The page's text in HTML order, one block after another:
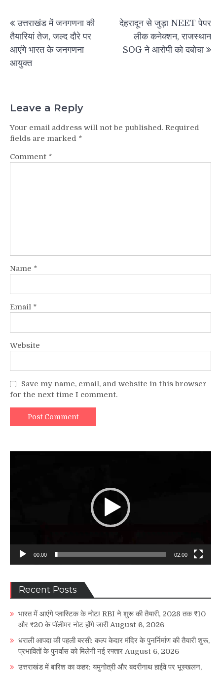
navigation
उत्तराखंड में जनगणना की
तैयारियां तेज, जल्द दौरे पर
आएंगे भारत के जनगणना
आयुक्त
देहरादून से जुड़ा NEET पेपर
लीक कनेक्शन, राजस्थान
SOG ने आरोपी को दबोचा
Leave a Reply
Your email address will not be published. Required
fields are marked *
Comment *
Name *
Email *
Website
Save my name, email, and website in this browser
for the next time I comment.
00:00 02:00
Recent Posts
भारत में आएंगे प्लास्टिक के नोट! RBI ने शुरू की तैयारी, 2028 तक ₹10
और ₹20 के पॉलीमर नोट होंगे जारी August 6, 2026
धराली आपदा की पहली बरसी: कल्प केदार मंदिर के पुनर्निर्माण की तैयारी शुरू,
प्रभावितों के पुनर्वास को मिलेगी नई रफ्तार August 6, 2026
उत्तराखंड में बारिश का कहर: यमुनोत्री और बदरीनाथ हाईवे पर भूस्खलन,